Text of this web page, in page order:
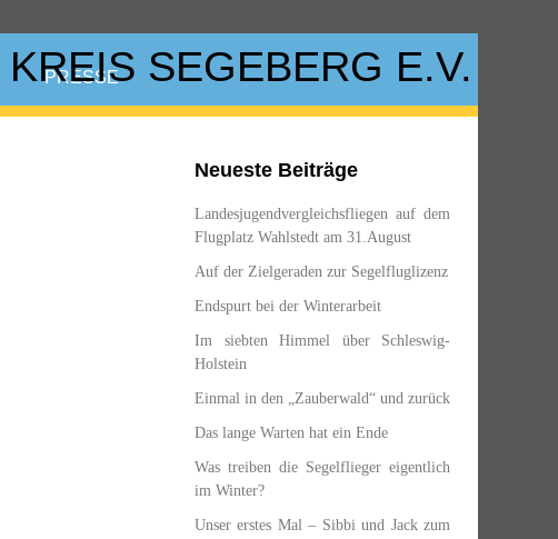
PRESSE
Neueste Beiträge
Landesjugendvergleichsfliegen auf dem
Flugplatz Wahlstedt am 31.August
Auf der Zielgeraden zur Segelfluglizenz
Endspurt bei der Winterarbeit
Im siebten Himmel über Schleswig-
Holstein
Einmal in den „Zauberwald“ und zurück
Das lange Warten hat ein Ende
Was treiben die Segelflieger eigentlich
im Winter?
Unser erstes Mal – Sibbi und Jack zum